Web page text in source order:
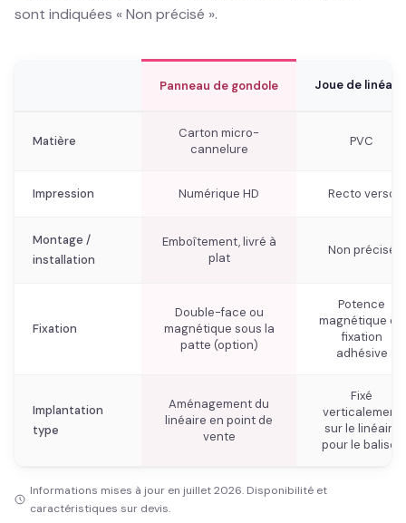
sont indiquées « Non précisé ».
Panneau de gondole Joue de
Matière
Carton micro-
cannelure
PVC
Impression Numérique HD Recto verso
Montage /
installation
Emboîtement, livré à
plat
Non précisé
Fixation
Double-face ou
magnétique sous la
patte (option)
Potence
magnétique ou
fixation
adhésive
Implantation
type
Aménagement du
linéaire en point de
vente
Fixé
verticalement
sur le linéaire
pour le baliser
Informations mises à jour en juillet 2026. Disponibilité et
caractéristiques sur devis.